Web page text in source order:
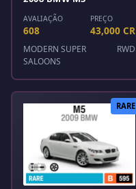
AVALIAÇÃO
608
PREÇO
43,000 CR
MODERN SUPER
SALOONS
RWD
RARE